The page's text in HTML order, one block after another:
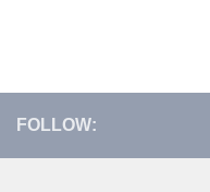
FOLLOW: